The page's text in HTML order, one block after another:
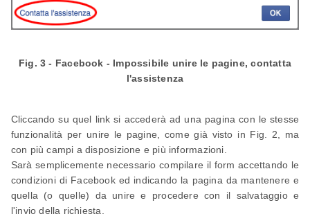
Fig. 3 - Facebook - Impossibile unire le pagine, contatta
l'assistenza
Cliccando su quel link si accederà ad una pagina con le stesse
funzionalità per unire le pagine, come già visto in Fig. 2, ma
con più campi a disposizione e più informazioni.
Sarà semplicemente necessario compilare il form accettando le
condizioni di Facebook ed indicando la pagina da mantenere e
quella (o quelle) da unire e procedere con il salvataggio e
l'invio della richiesta.